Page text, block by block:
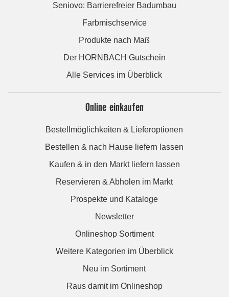
Seniovo: Barrierefreier Badumbau
Farbmischservice
Produkte nach Maß
Der HORNBACH Gutschein
Alle Services im Überblick
Online einkaufen
Bestellmöglichkeiten & Lieferoptionen
Bestellen & nach Hause liefern lassen
Kaufen & in den Markt liefern lassen
Reservieren & Abholen im Markt
Prospekte und Kataloge
Newsletter
Onlineshop Sortiment
Weitere Kategorien im Überblick
Neu im Sortiment
Raus damit im Onlineshop